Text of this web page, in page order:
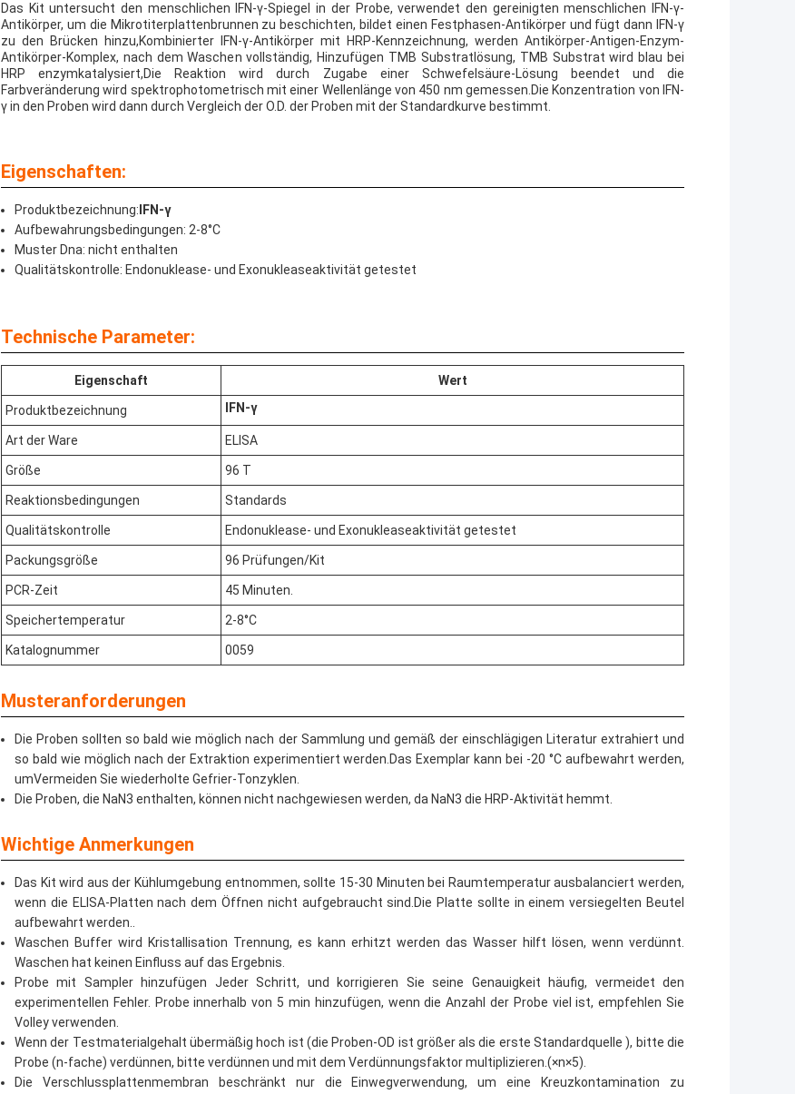
Das Kit untersucht den menschlichen IFN-γ-Spiegel in der Probe, verwendet den gereinigten menschlichen IFN-γ-
Antikörper, um die Mikrotiterplattenbrunnen zu beschichten, bildet einen Festphasen-Antikörper und fügt dann IFN-γ
zu den Brücken hinzu,Kombinierter IFN-γ-Antikörper mit HRP-Kennzeichnung, werden Antikörper-Antigen-Enzym-
Antikörper-Komplex, nach dem Waschen vollständig, Hinzufügen TMB Substratlösung, TMB Substrat wird blau bei
HRP enzymkatalysiert,Die Reaktion wird durch Zugabe einer Schwefelsäure-Lösung beendet und die
Farbveränderung wird spektrophotometrisch mit einer Wellenlänge von 450 nm gemessen.Die Konzentration von IFN-
γ in den Proben wird dann durch Vergleich der O.D. der Proben mit der Standardkurve bestimmt.
Eigenschaften:
Produktbezeichnung: IFN-γ
Aufbewahrungsbedingungen: 2-8°C
Muster Dna: nicht enthalten
Qualitätskontrolle: Endonuklease- und Exonukleaseaktivität getestet
Technische Parameter:
Eigenschaft Wert
Produktbezeichnung IFN-γ
Art der Ware ELISA
Größe 96 T
Reaktionsbedingungen Standards
Qualitätskontrolle Endonuklease- und Exonukleaseaktivität getestet
Packungsgröße 96 Prüfungen/Kit
PCR-Zeit 45 Minuten.
Speichertemperatur 2-8°C
Katalognummer 0059
Musteranforderungen
Die Proben sollten so bald wie möglich nach der Sammlung und gemäß der einschlägigen Literatur extrahiert und
so bald wie möglich nach der Extraktion experimentiert werden.Das Exemplar kann bei -20 °C aufbewahrt werden,
umVermeiden Sie wiederholte Gefrier-Tonzyklen.
Die Proben, die NaN3 enthalten, können nicht nachgewiesen werden, da NaN3 die HRP-Aktivität hemmt.
Wichtige Anmerkungen
Das Kit wird aus der Kühlumgebung entnommen, sollte 15-30 Minuten bei Raumtemperatur ausbalanciert werden,
wenn die ELISA-Platten nach dem Öffnen nicht aufgebraucht sind.Die Platte sollte in einem versiegelten Beutel
aufbewahrt werden..
Waschen Buffer wird Kristallisation Trennung, es kann erhitzt werden das Wasser hilft lösen, wenn verdünnt.
Waschen hat keinen Einfluss auf das Ergebnis.
Probe mit Sampler hinzufügen Jeder Schritt, und korrigieren Sie seine Genauigkeit häufig, vermeidet den
experimentellen Fehler. Probe innerhalb von 5 min hinzufügen, wenn die Anzahl der Probe viel ist, empfehlen Sie
Volley verwenden.
Wenn der Testmaterialgehalt übermäßig hoch ist (die Proben-OD ist größer als die erste Standardquelle ), bitte die
Probe (n-fache) verdünnen, bitte verdünnen und mit dem Verdünnungsfaktor multiplizieren.(×n×5).
Die Verschlussplattenmembran beschränkt nur die Einwegverwendung, um eine Kreuzkontamination zu